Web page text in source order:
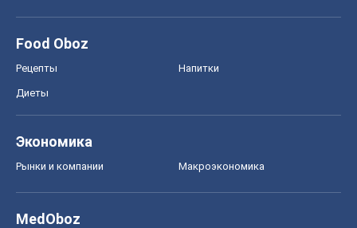
Food Oboz
Рецепты Напитки
Диеты
Экономика
Рынки и компании Mакроэкономика
MedOboz